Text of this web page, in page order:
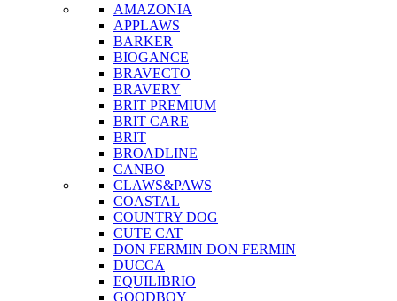
AMAZONIA
APPLAWS
BARKER
BIOGANCE
BRAVECTO
BRAVERY
BRIT PREMIUM
BRIT CARE
BRIT
BROADLINE
CANBO
CLAWS&PAWS
COASTAL
COUNTRY DOG
CUTE CAT
DON FERMIN DON FERMIN
DUCCA
EQUILIBRIO
GOODBOY